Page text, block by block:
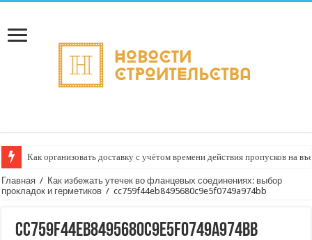
Как организовать доставку с учётом времени действия пропусков на
Главная / Как избежать утечек во фланцевых соединениях: выбор
прокладок и герметиков / cc759f44eb8495680c9e5f0749a974bb
cc759f44eb8495680c9e5f0749a974bb